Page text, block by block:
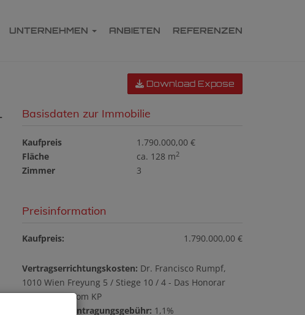
UNTERNEHMEN ANBIETEN REFERENZEN
Download Expose
Basisdaten zur Immobilie
Kaufpreis
1.790.000,00 €
Fläche
ca. 128 m2
Zimmer 3
Preisinformation
Kaufpreis: 1.790.000,00 €
Vertragserrichtungskosten: Dr. Francisco Rumpf,
1010 Wien Freyung 5 / Stiege 10 / 4 - Das Honorar
beträgt 1 % vom KP
Grundbucheintragungsgebühr: 1,1%